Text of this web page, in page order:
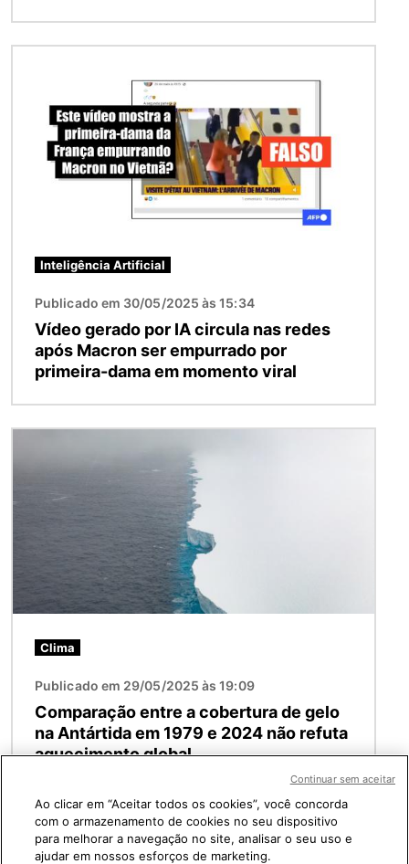
Inteligência Artificial
Publicado em 30/05/2025 às 15:34
Vídeo gerado por IA circula nas redes
após Macron ser empurrado por
primeira-dama em momento viral
Clima
Publicado em 29/05/2025 às 19:09
Comparação entre a cobertura de gelo
na Antártida em 1979 e 2024 não refuta
aquecimento global
Veja mais
Ao clicar em “Aceitar todos os cookies”, você concorda
com o armazenamento de cookies no seu dispositivo
para melhorar a navegação no site, analisar o seu uso e
ajudar em nossos esforços de marketing.
Continuar sem aceitar